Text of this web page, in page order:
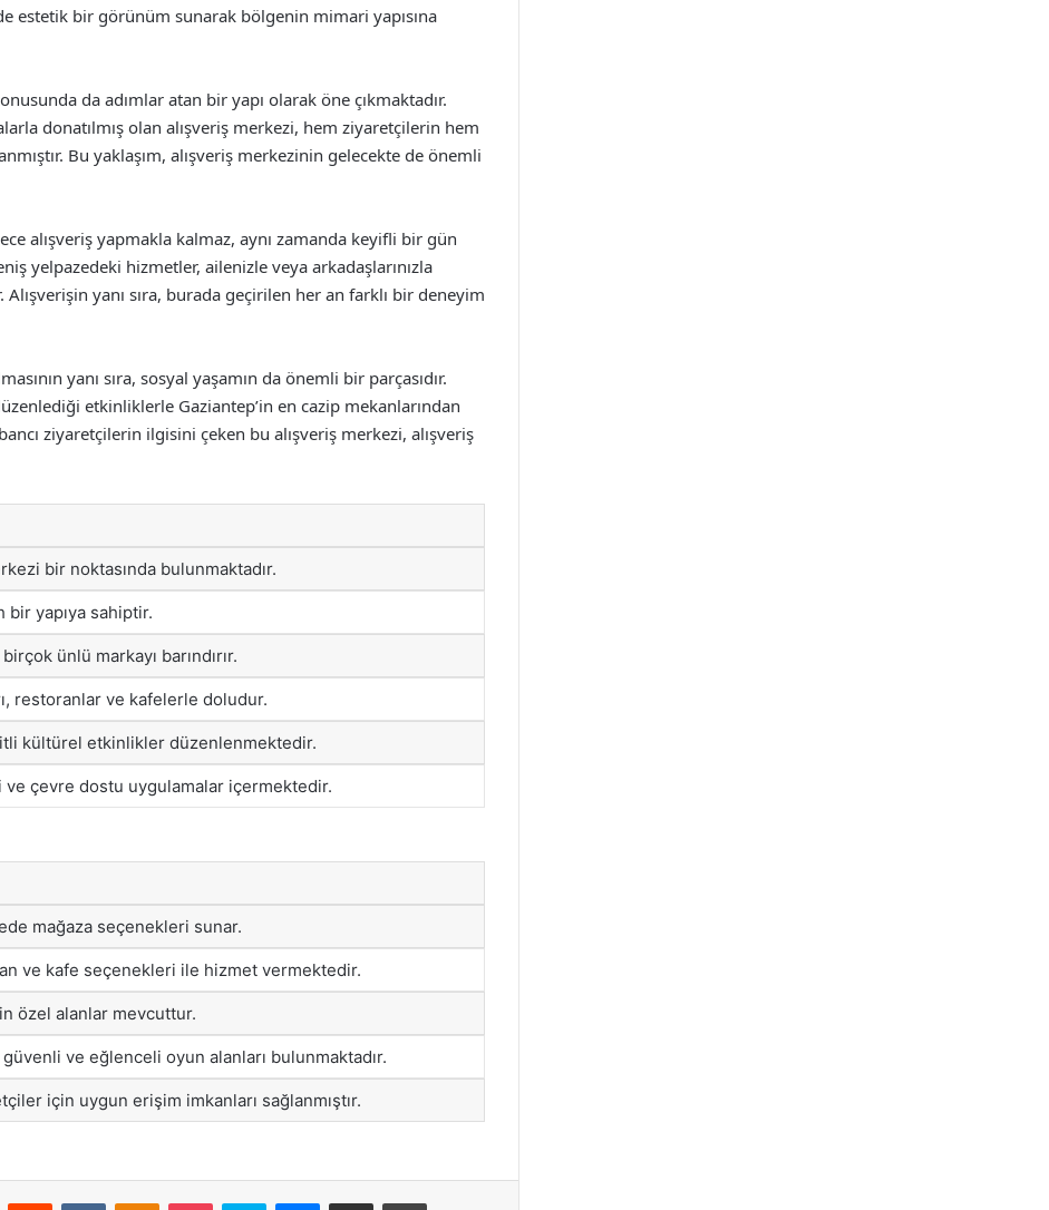
estetik bir görünüm sunarak bölgenin mimari yapısına
da adımlar atan bir yapı olarak öne çıkmaktadır.
donatılmış olan alışveriş merkezi, hem ziyaretçilerin hem
Bu yaklaşım, alışveriş merkezinin gelecekte de önemli
alışveriş yapmakla kalmaz, aynı zamanda keyifli bir gün
yelpazedeki hizmetler, ailenizle veya arkadaşlarınızla
yanı sıra, burada geçirilen her an farklı bir deneyim
yanı sıra, sosyal yaşamın da önemli bir parçasıdır.
etkinliklerle Gaziantep’in en cazip mekanlarından
ziyaretçilerin ilgisini çeken bu alışveriş merkezi, alışveriş
bir noktasında bulunmaktadır.
bir yapıya sahiptir.
ünlü markayı barındırır.
restoranlar ve kafelerle doludur.
kültürel etkinlikler düzenlenmektedir.
çevre dostu uygulamalar içermektedir.
mağaza seçenekleri sunar.
ve kafe seçenekleri ile hizmet vermektedir.
özel alanlar mevcuttur.
ve eğlenceli oyun alanları bulunmaktadır.
için uygun erişim imkanları sağlanmıştır.
Reddit VKontakteOdnoklassniki
Pocket Skype Messenger
E-Posta ile paylaş Yazdır